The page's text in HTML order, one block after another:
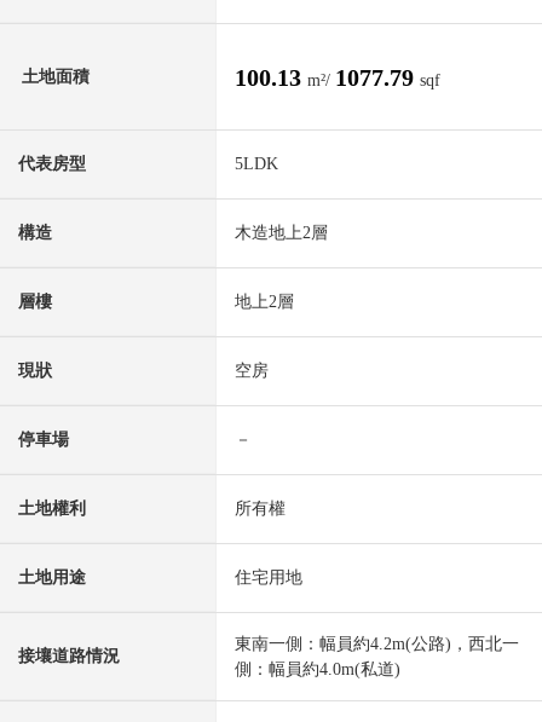
土地面積 100.13 m²/ 1077.79 sqf
代表房型 5LDK
構造 木造地上2層
層樓 地上2層
現狀 空房
停車場 －
土地權利 所有權
土地用途 住宅用地
接壤道路情況
東南一側：幅員約4.2m(公路)，西北一
側：幅員約4.0m(私道)